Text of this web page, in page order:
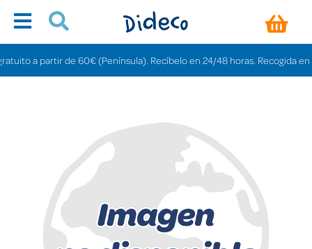
a partir de 60€ (Península). Recíbelo en 24/48 horas. Recogida en